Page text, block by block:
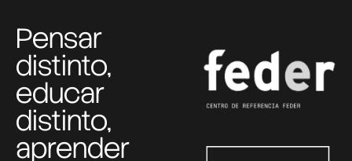
Pensar
distinto,
educar
distinto,
aprender